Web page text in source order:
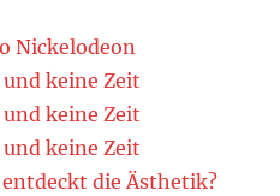
Nickelodeon
keine Zeit
keine Zeit
keine Zeit
entdeckt die Ästhetik?